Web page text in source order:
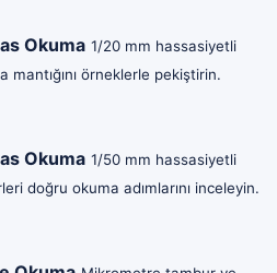
Okuma 1/20 mm hassasiyetli
örneklerle pekiştirin.
Okuma 1/50 mm hassasiyetli
doğru okuma adımlarını inceleyin.